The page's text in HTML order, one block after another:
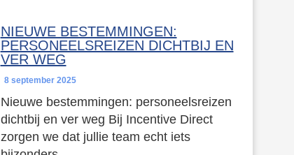
NIEUWE BESTEMMINGEN:
PERSONEELSREIZEN DICHTBIJ EN
VER WEG
8 september 2025
Nieuwe bestemmingen: personeelsreizen
dichtbij en ver weg Bij Incentive Direct
zorgen we dat jullie team echt iets